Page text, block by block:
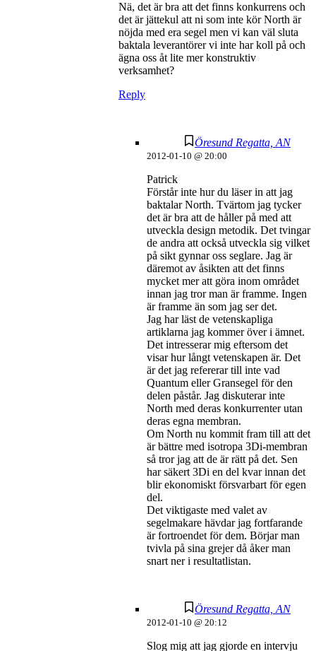
Nä, det är bra att det finns konkurrens och
det är jättekul att ni som inte kör North är
nöjda med era segel men vi kan väl sluta
baktala leverantörer vi inte har koll på och
ägna oss åt lite mer konstruktiv
verksamhet?
Reply
Öresund Regatta, AN
2012-01-10 @ 20:00
Patrick
Förstår inte hur du läser in att jag
baktalar North. Tvärtom jag tycker
det är bra att de håller på med att
utveckla design metodik. Det tvingar
de andra att också utveckla sig vilket
på sikt gynnar oss seglare. Jag är
däremot av åsikten att det finns
mycket mer att göra inom området
innan jag tror man är framme. Ingen
är framme än som jag ser det.
Jag har läst de vetenskapliga
artiklarna jag kommer över i ämnet.
Det intresserar mig eftersom det
visar hur långt vetenskapen är. Det
är det jag refererar till inte vad
Quantum eller Gransegel för den
delen påstår. Jag diskuterar inte
North med deras konkurrenter utan
deras egna membran.
Om North nu kommit fram till att det
är bättre med isotropa 3Di-membran
så tror jag att de är rätt på det. Sen
har säkert 3Di en del kvar innan det
blir ekonomiskt försvarbart för egen
del.
Det viktigaste med valet av
segelmakare hävdar jag fortfarande
är fortroendet för dem. Börjar man
tvivla på sina grejer då åker man
snart ner i resultatlistan.
Öresund Regatta, AN
2012-01-10 @ 20:12
Slog mig att jag gjorde en intervju